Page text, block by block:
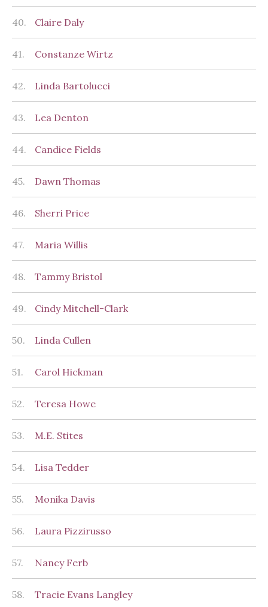
40. Claire Daly
41. Constanze Wirtz
42. Linda Bartolucci
43. Lea Denton
44. Candice Fields
45. Dawn Thomas
46. Sherri Price
47. Maria Willis
48. Tammy Bristol
49. Cindy Mitchell-Clark
50. Linda Cullen
51. Carol Hickman
52. Teresa Howe
53. M.E. Stites
54. Lisa Tedder
55. Monika Davis
56. Laura Pizzirusso
57. Nancy Ferb
58. Tracie Evans Langley